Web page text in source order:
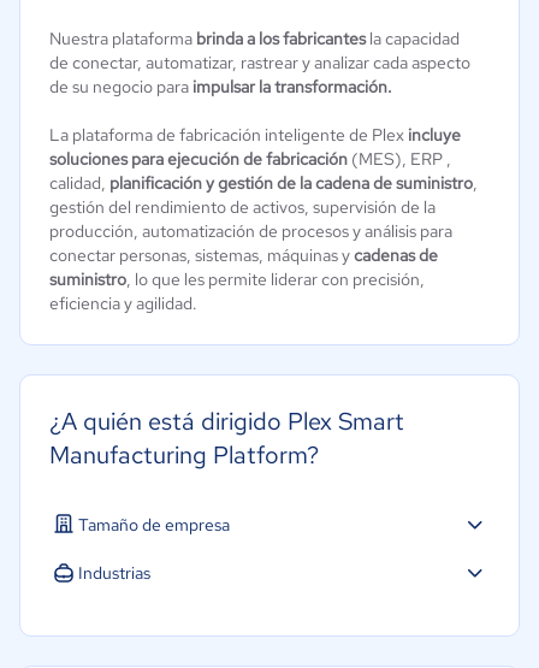
Nuestra plataforma brinda a los fabricantesla capacidad
de conectar, automatizar, rastrear y analizar cada aspecto
de su negocio para impulsar la transformación.
La plataforma de fabricación inteligente de Plex incluye
soluciones para ejecución de fabricación (MES), ERP ,
calidad, planificación y gestión de la cadena de suministro,
gestión del rendimiento de activos, supervisión de la
producción, automatización de procesos y análisis para
conectar personas, sistemas, máquinas ycadenas de
suministro, lo que les permite liderar con precisión,
eficiencia y agilidad.
¿A quién está dirigido Plex Smart
Manufacturing Platform?
Tamaño de empresa
Industrias